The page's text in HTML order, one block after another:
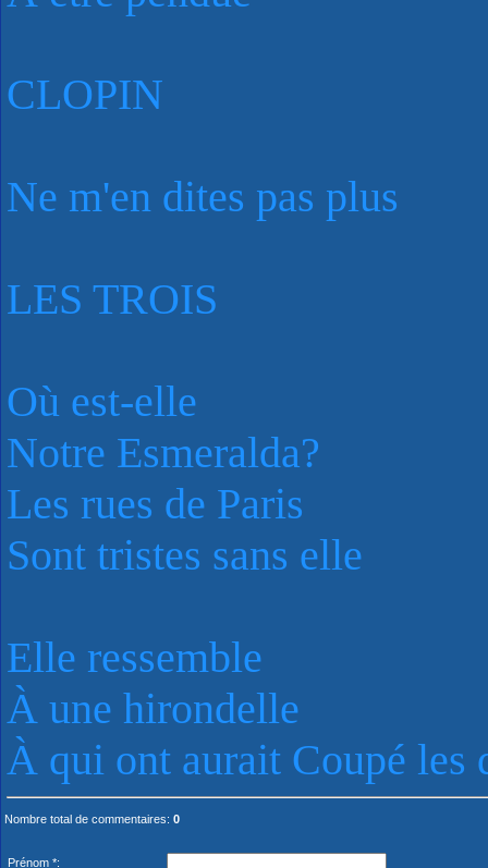
CLOPIN
Ne m'en dites pas plus
LES TROIS
Où est-elle
Notre Esmeralda?
Les rues de Paris
Sont tristes sans elle
Elle ressemble
À une hirondelle
À qui ont aurait Coupé les
Nombre total de commentaires: 0
Prénom *: